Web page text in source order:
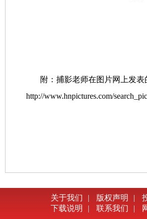
淮南图
2018年5
附：捕影老师在图片网上发表
http://www.hnpictures.com/
关于我们 | 版权声明 |
下载说明
| 联系我们 |